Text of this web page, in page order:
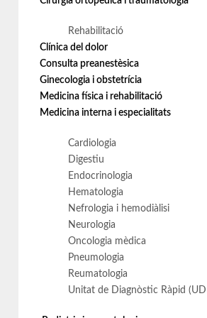
Rehabilitació
Clínica del dolor
Consulta preanestèsica
Ginecologia i obstetrícia
Medicina física i rehabilitació
Medicina interna i especialitats
Cardiologia
Digestiu
Endocrinologia
Hematologia
Nefrologia i hemodiàlisi
Neurologia
Oncologia mèdica
Pneumologia
Reumatologia
Unitat de Diagnòstic Ràpid